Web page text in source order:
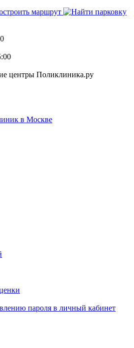
маршрут
центры Поликлиника.ру
в Москве
пароля в личный кабинет